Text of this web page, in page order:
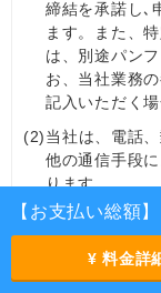
【お支払い総額】
¥ 料金詳
締結を承諾し､
ます。また、
は、別途パン
お、当社業務
記入いただく場
(2)当社は、電話
他の通信手段
ります。
この場合､旅行
社が予約の承
いる期日まで
領したときに